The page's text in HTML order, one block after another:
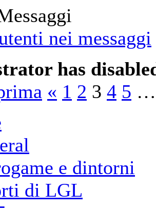
has
« 1 2 3 4 5 …
e dintorni
di LGL